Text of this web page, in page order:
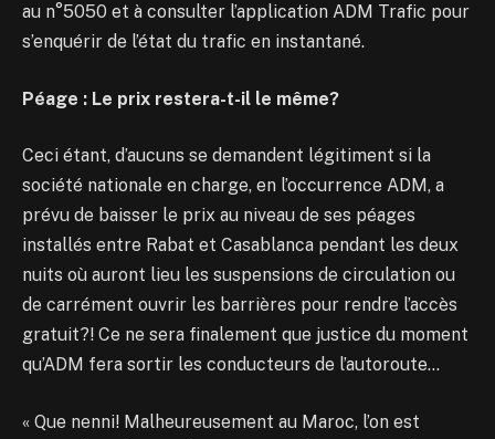
au n°5050 et à consulter l’application ADM Trafic pour
s’enquérir de l’état du trafic en instantané.
Péage : Le prix restera-t-il le même?
Ceci étant, d’aucuns se demandent légitiment si la
société nationale en charge, en l’occurrence ADM, a
prévu de baisser le prix au niveau de ses péages
installés entre Rabat et Casablanca pendant les deux
nuits où auront lieu les suspensions de circulation ou
de carrément ouvrir les barrières pour rendre l’accès
gratuit?! Ce ne sera finalement que justice du moment
qu’ADM fera sortir les conducteurs de l’autoroute…
« Que nenni! Malheureusement au Maroc, l’on est